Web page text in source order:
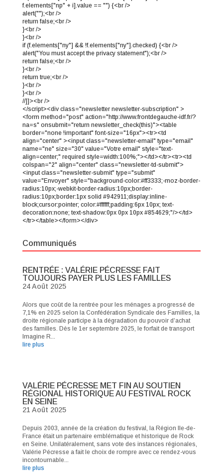
f.elements["np" + i].value == "") {<br />
alert("");<br />
return false;<br />
}<br />
}<br />
if (f.elements["ny"] && !f.elements["ny"].checked) {<br />
alert("You must accept the privacy statement");<br />
return false;<br />
}<br />
return true;<br />
}<br />
}<br />
//]]><br />
</script><div class="newsletter newsletter-subscription" >
<form method="post" action="http://www.frontdegauche-idf.fr/?
na=s" onsubmit="return newsletter_check(this)"><table
border="none !important" font-size="16px"><tr><td
align="center" ><input class="newsletter-email" type="email"
name="ne" size="30" value="Votre email" style="text-
align=center;" required style=width:100%;"></td></tr><tr><td
colspan="2" align="center" class="newsletter-td-submit">
<input class="newsletter-submit" type="submit"
value="Envoyer" style="background-color:#ff3333;-moz-border-
radius:10px;-webkit-border-radius:10px;border-
radius:10px;border:1px solid #942911;display:inline-
block;cursor:pointer; color:#ffffff;padding:6px 10px; text-
decoration:none; text-shadow:0px 0px 10px #854629;"/></td>
</tr></table></form></div>
Communiqués
RENTRÉE : VALÉRIE PÉCRESSE FAIT
TOUJOURS PAYER PLUS LES FAMILLES
24 Août 2025
Alors que coût de la rentrée pour les ménages a progressé de
7,1% en 2025 selon la Confédération Syndicale des Familles, la
droite régionale participe à la dégradation du pouvoir d’achat
des familles. Dès le 1er septembre 2025, le forfait de transport
Imagine R...
lire plus
VALÉRIE PÉCRESSE MET FIN AU SOUTIEN
RÉGIONAL HISTORIQUE AU FESTIVAL ROCK
EN SEINE
21 Août 2025
Depuis 2003, année de la création du festival, la Région Ile-de-
France était un partenaire emblématique et historique de Rock
en Seine. Unilatéralement, sans vote des instances régionales,
Valérie Pécresse a fait le choix de rompre avec ce rendez-vous
incontournable...
lire plus